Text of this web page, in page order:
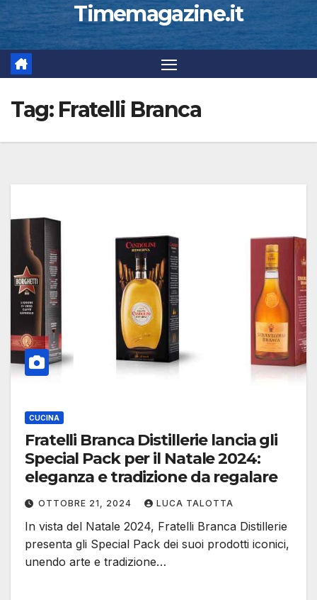
Timemagazine.it
Tag: Fratelli Branca
CUCINA
Fratelli Branca Distillerie lancia gli
Special Pack per il Natale 2024:
eleganza e tradizione da regalare
OTTOBRE 21, 2024 LUCA TALOTTA
In vista del Natale 2024, Fratelli Branca Distillerie
presenta gli Special Pack dei suoi prodotti iconici,
unendo arte e tradizione…